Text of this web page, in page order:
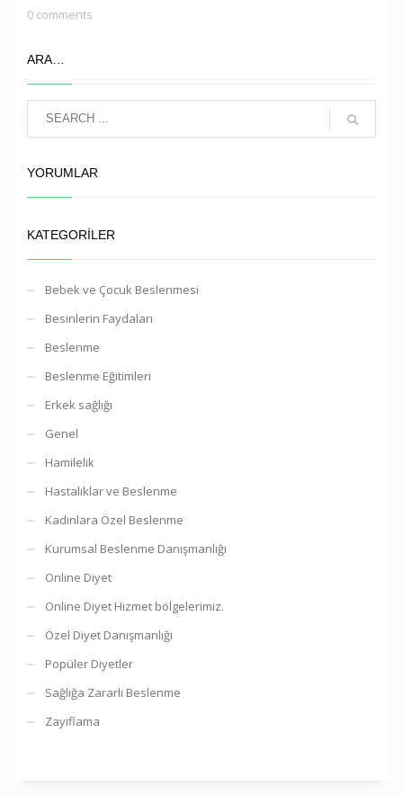
0 comments
ARA…
YORUMLAR
KATEGORILER
Bebek ve Çocuk Beslenmesi
Besinlerin Faydaları
Beslenme
Beslenme Eğitimleri
Erkek sağlığı
Genel
Hamilelik
Hastalıklar ve Beslenme
Kadınlara Özel Beslenme
Kurumsal Beslenme Danışmanlığı
Online Diyet
Online Diyet Hizmet bölgelerimiz.
Özel Diyet Danışmanlığı
Popüler Diyetler
Sağlığa Zararlı Beslenme
Zayıflama